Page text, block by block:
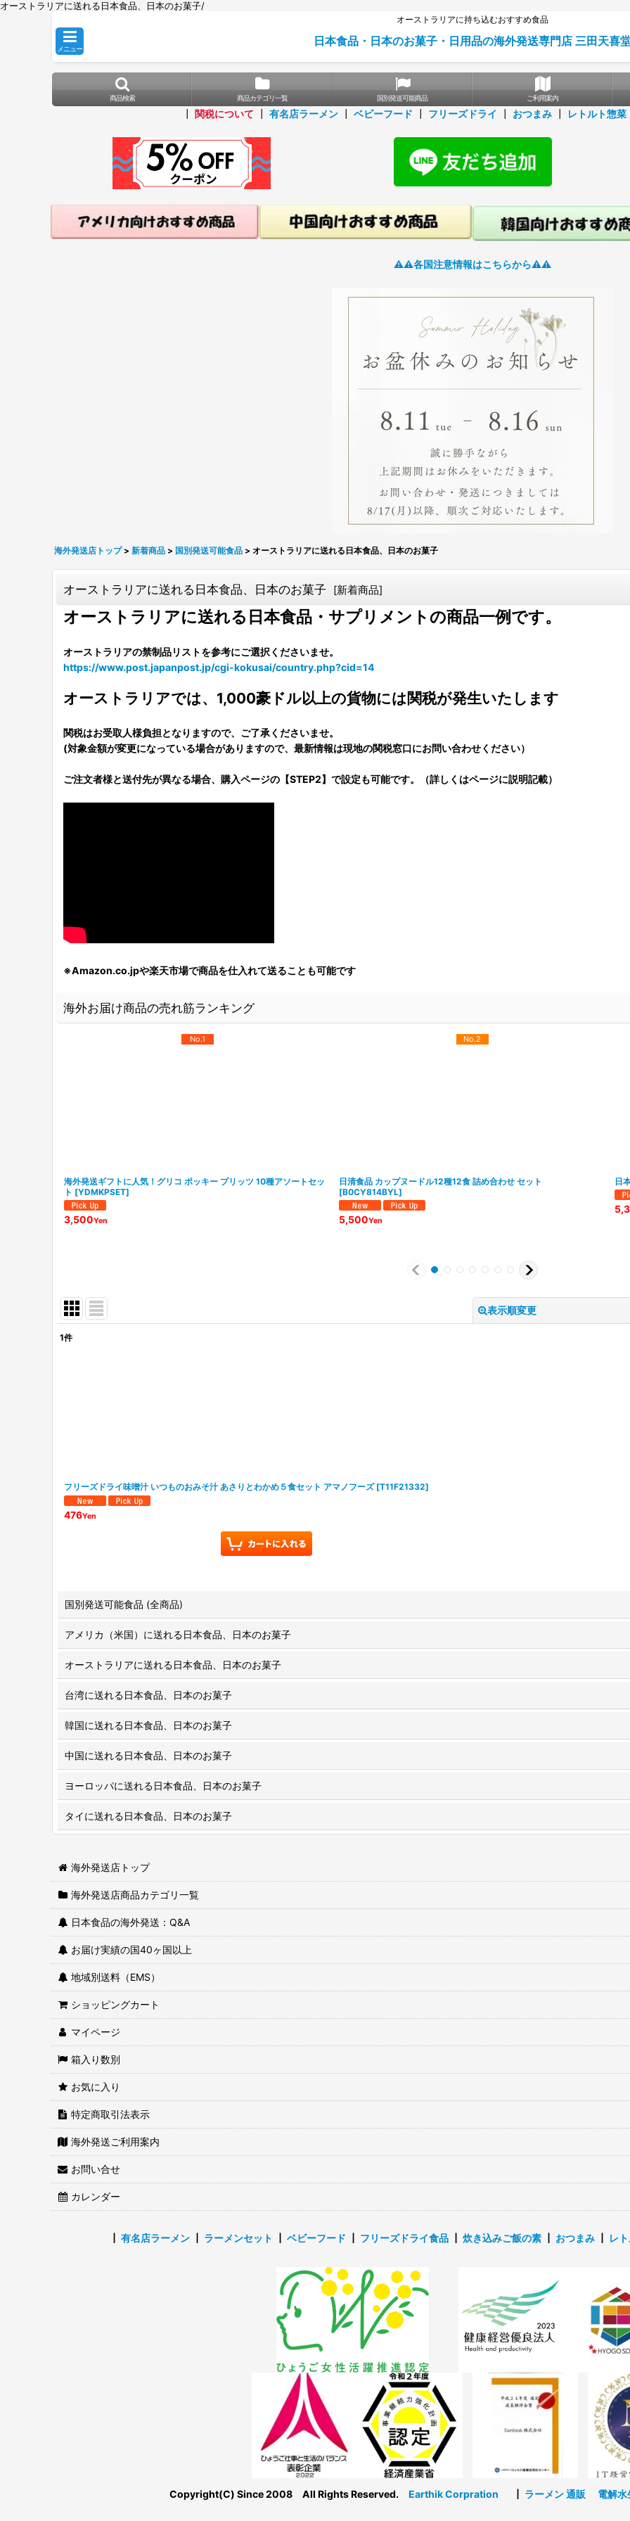
オーストラリアに送れる日本食品、日本のお菓子/
オーストラリアに持ち込むおすすめ食品
メニュー
日本食品・日本のお菓子・日用品の海外発送専門店 三田天喜
商品検索 商品カテゴリ一覧 国別発送可能商品 ご利用案内
関税について 有名店ラーメン ベビーフード フリーズドライ おつまみ レトルト惣菜
⚠️⚠️各国注意情報はこちらから⚠️⚠️
海外発送店トップ > 新着商品 > 国別発送可能食品 > オーストラリアに送れる日本食品、日本のお菓子
オーストラリアに送れる日本食品、日本のお菓子 [新着商品]
オーストラリアに送れる日本食品・サプリメントの商品一例です。
オーストラリアの禁制品リストを参考にご選択くださいませ。
https://www.post.japanpost.jp/cgi-kokusai/country.php?cid=14
オーストラリアでは、1,000豪ドル以上の貨物には関税が発生いたします
関税はお受取人様負担となりますので、ご了承くださいませ。
(対象金額が変更になっている場合がありますので、最新情報は現地の関税窓口にお問い合わせください）
ご注文者様と送付先が異なる場合、購入ページの【STEP2】で設定も可能です。（詳しくはページに説明記載）
※Amazon.co.jpや楽天市場で商品を仕入れて送ることも可能です
海外お届け商品の売れ筋ランキング
No.1
海外発送ギフトに人気！グリコ ポッキー プリッツ 10種アソートセッ
ト [YDMKPSET]
3,500Yen
No.2
日清食品 カップヌードル12種12食 詰め合わせ セット
[B0CY814BYL]
5,500Yen
日
表示順変更
1件
フリーズドライ味噌汁 いつものおみそ汁 あさりとわかめ５食セット アマノフーズ [T11F21332]
476Yen
国別発送可能食品 (全商品)
アメリカ（米国）に送れる日本食品、日本のお菓子
オーストラリアに送れる日本食品、日本のお菓子
台湾に送れる日本食品、日本のお菓子
韓国に送れる日本食品、日本のお菓子
中国に送れる日本食品、日本のお菓子
ヨーロッパに送れる日本食品、日本のお菓子
タイに送れる日本食品、日本のお菓子
海外発送店トップ
海外発送店商品カテゴリ一覧
日本食品の海外発送：Q&A
お届け実績の国40ヶ国以上
地域別送料（EMS）
ショッピングカート
マイページ
箱入り数別
お気に入り
特定商取引法表示
海外発送ご利用案内
お問い合せ
カレンダー
有名店ラーメン ラーメンセット ベビーフード フリーズドライ食品 炊き込みご飯の素 おつまみ レ
Copyright(C) Since 2008 All Rights Reserved. Earthik Corpration ラーメン 通販 電解水